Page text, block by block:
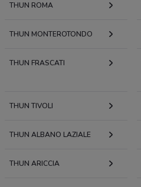
THUN ROMA
THUN MONTEROTONDO
THUN FRASCATI
THUN TIVOLI
THUN ALBANO LAZIALE
THUN ARICCIA